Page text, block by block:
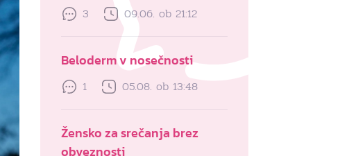
3 09.06. ob 21:12
Beloderm v nosečnosti
1 05.08. ob 13:48
Žensko za srečanja brez
obveznosti